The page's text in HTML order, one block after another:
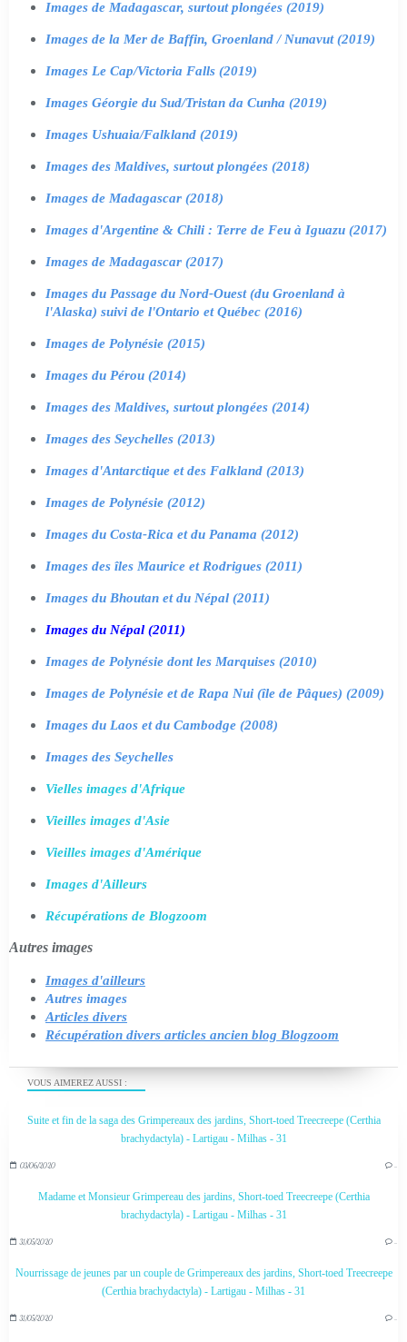
VOUS AIMEREZ AUSSI :
Suite et fin de la saga des Grimpereaux des jardins, Short-toed Treecreepe (Certhia
brachydactyla) - Lartigau - Milhas - 31
03/06/2020 …
Madame et Monsieur Grimpereau des jardins, Short-toed Treecreepe (Certhia
brachydactyla) - Lartigau - Milhas - 31
31/05/2020 …
Nourrissage de jeunes par un couple de Grimpereaux des jardins, Short-toed Treecreepe
(Certhia brachydactyla) - Lartigau - Milhas - 31
31/05/2020 …
Images de Madagascar, surtout plongées (2019)
Images de la Mer de Baffin, Groenland / Nunavut (2019)
Images Le Cap/Victoria Falls (2019)
Images Géorgie du Sud/Tristan da Cunha (2019)
Images Ushuaia/Falkland (2019)
Images des Maldives, surtout plongées (2018)
Images de Madagascar (2018)
Images d'Argentine & Chili : Terre de Feu à Iguazu (2017)
Images de Madagascar (2017)
Images du Passage du Nord-Ouest (du Groenland à
l'Alaska) suivi de l'Ontario et Québec (2016)
Images de Polynésie (2015)
Images du Pérou (2014)
Images des Maldives, surtout plongées (2014)
Images des Seychelles (2013)
Images d'Antarctique et des Falkland (2013)
Images de Polynésie (2012)
Images du Costa-Rica et du Panama (2012)
Images des îles Maurice et Rodrigues (2011)
Images du Bhoutan et du Népal (2011)
Images du Népal (2011)
Images de Polynésie dont les Marquises (2010)
Images de Polynésie et de Rapa Nui (île de Pâques) (2009)
Images du Laos et du Cambodge (2008)
Images des Seychelles
Vielles images d'Afrique
Vieilles images d'Asie
Vieilles images d'Amérique
Images d'Ailleurs
Récupérations de Blogzoom
Autres images
Images d'ailleurs
Autres images
Articles divers
Récupération divers articles ancien blog Blogzoom